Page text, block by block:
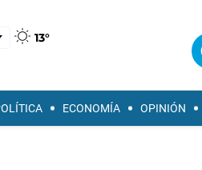
13°
ECONOMÍA OPINIÓN